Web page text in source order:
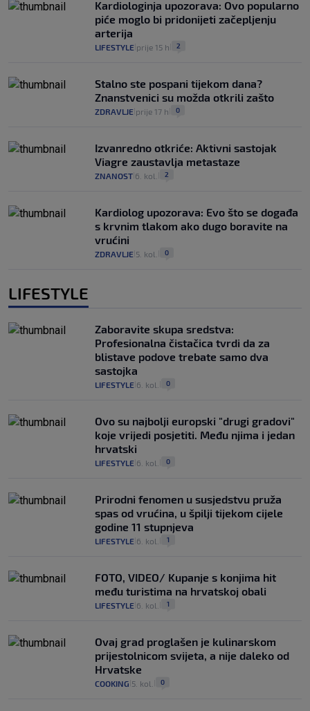
Kardiologinja upozorava: Ovo popularno
piće moglo bi pridonijeti začepljenju
arterija
LIFESTYLE prije 15 h 2
Stalno ste pospani tijekom dana?
Znanstvenici su možda otkrili zašto
ZDRAVLJE prije 17 h 0
Izvanredno otkriće: Aktivni sastojak
Viagre zaustavlja metastaze
ZNANOST 6. kol. 2
Kardiolog upozorava: Evo što se događa
s krvnim tlakom ako dugo boravite na
vrućini
ZDRAVLJE 5. kol. 0
LIFESTYLE
Zaboravite skupa sredstva:
Profesionalna čistačica tvrdi da za
blistave podove trebate samo dva
sastojka
LIFESTYLE 6. kol. 0
Ovo su najbolji europski "drugi gradovi"
koje vrijedi posjetiti. Među njima i jedan
hrvatski
LIFESTYLE 6. kol. 0
Prirodni fenomen u susjedstvu pruža
spas od vrućina, u špilji tijekom cijele
godine 11 stupnjeva
LIFESTYLE 6. kol. 1
FOTO, VIDEO/ Kupanje s konjima hit
među turistima na hrvatskoj obali
LIFESTYLE 6. kol. 1
Ovaj grad proglašen je kulinarskom
prijestolnicom svijeta, a nije daleko od
Hrvatske
COOKING 5. kol. 0